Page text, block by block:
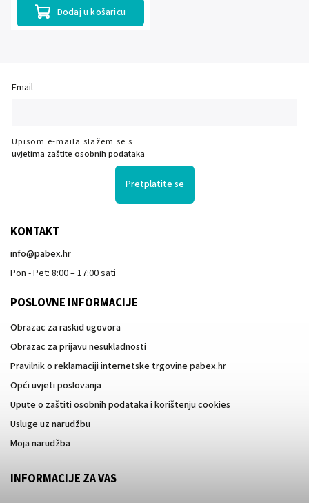
Dodaj u košaricu
Email
Upisom e-maila slažem se s
uvjetima zaštite osobnih podataka
Pretplatite se
KONTAKT
info@pabex.hr
Pon - Pet: 8:00 – 17:00 sati
POSLOVNE INFORMACIJE
Obrazac za raskid ugovora
Obrazac za prijavu nesukladnosti
Pravilnik o reklamaciji internetske trgovine pabex.hr
Opći uvjeti poslovanja
Upute o zaštiti osobnih podataka i korištenju cookies
Usluge uz narudžbu
Moja narudžba
INFORMACIJE ZA VAS